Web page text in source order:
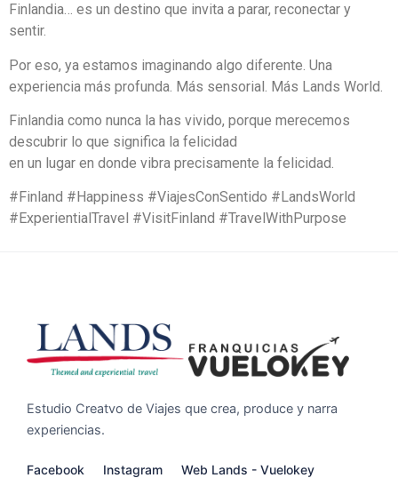
Finlandia… es un destino que invita a parar, reconectar y
sentir.
Por eso, ya estamos imaginando algo diferente. Una
experiencia más profunda. Más sensorial. Más Lands World.
Finlandia como nunca la has vivido, porque merecemos
descubrir lo que significa la felicidad
en un lugar en donde vibra precisamente la felicidad.
#Finland #Happiness #ViajesConSentido #LandsWorld
#ExperientialTravel #VisitFinland #TravelWithPurpose
Estudio Creatvo de Viajes que crea, produce y narra
experiencias.
Facebook Instagram Web Lands - Vuelokey